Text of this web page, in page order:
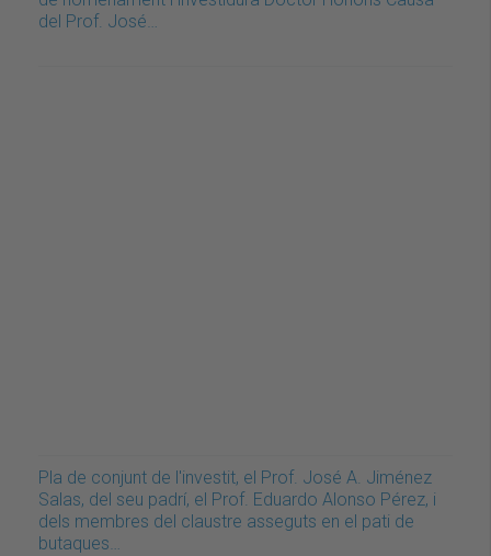
del Prof. José…
Pla de conjunt de l'investit, el Prof. José A. Jiménez
Salas, del seu padrí, el Prof. Eduardo Alonso Pérez, i
dels membres del claustre asseguts en el pati de
butaques…